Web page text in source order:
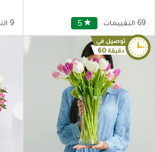
5 star 69 التقييمات 9 التقييمات